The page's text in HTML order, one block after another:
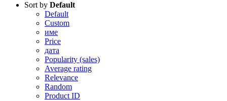
Sort by Default
Default
Custom
име
Price
дата
Popularity (sales)
Average rating
Relevance
Random
Product ID